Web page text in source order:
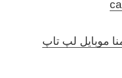
موبایل لپ تاپ